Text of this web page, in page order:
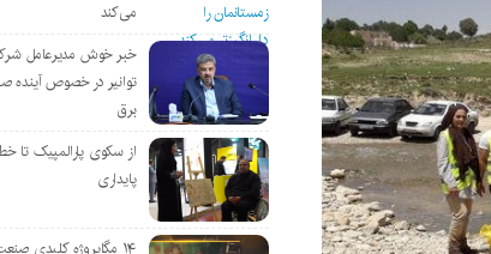
می‌کند
خبر خوش مدیرعامل
توانیر در خصوص آینده
برق
از سکوی پارالمپیک تا
پایداری
۱۴ مگاپروژه‌ کلیدی